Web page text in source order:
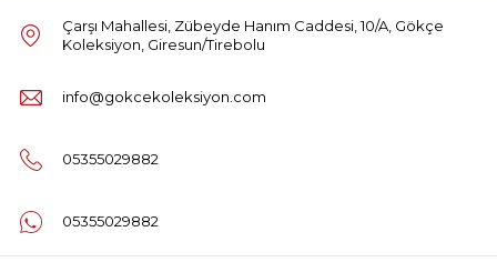
Çarşı Mahallesi, Zübeyde Hanım Caddesi, 10/A, Gökçe
Koleksiyon, Giresun/Tirebolu
info@gokcekoleksiyon.com
05355029882
05355029882